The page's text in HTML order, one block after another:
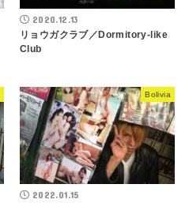
2020.12.13
リョウガクラブ／Dormitory-like
Club
Bolivia
2022.01.15